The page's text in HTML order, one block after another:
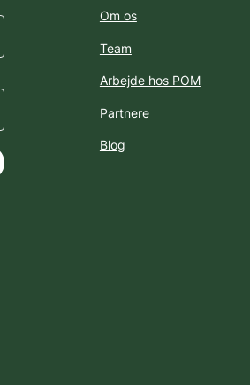
Om os
Team
Arbejde hos POM
Partnere
Blog